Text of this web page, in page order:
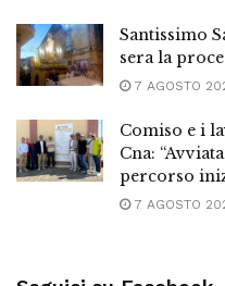
Santissimo
sera la
7 AGOSTO
Comiso e i
Cna:
percorso
7 AGOSTO